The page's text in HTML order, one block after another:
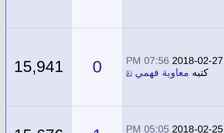
2018-02-27
07:56 PM
كتبه معاوية فهمي 0
15,941
2018-02-25
05:05 PM